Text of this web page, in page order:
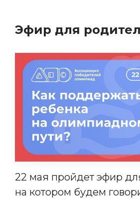
Эфир для
22 мая пройдет эфир
на котором будем